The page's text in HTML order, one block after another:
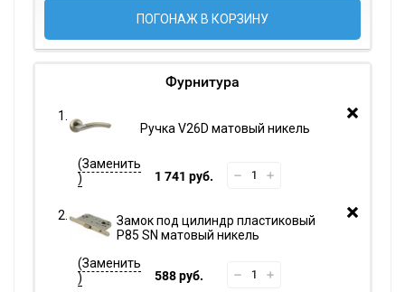
ПОГОНАЖ В КОРЗИНУ
Фурнитура
Ручка V26D матовый никель
1 741 руб.
Замок под цилиндр пластиковый
P85 SN матовый никель
588 руб.